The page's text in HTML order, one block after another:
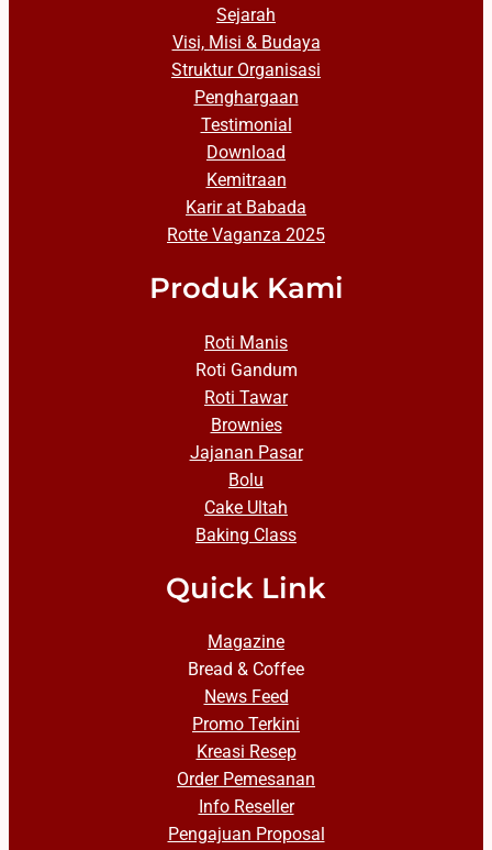
Sejarah
Visi, Misi & Budaya
Struktur Organisasi
Penghargaan
Testimonial
Download
Kemitraan
Karir at Babada
Rotte Vaganza 2025
Produk Kami
Roti Manis
Roti Gandum
Roti Tawar
Brownies
Jajanan Pasar
Bolu
Cake Ultah
Baking Class
Quick Link
Magazine
Bread & Coffee
News Feed
Promo Terkini
Kreasi Resep
Order Pemesanan
Info Reseller
Pengajuan Proposal